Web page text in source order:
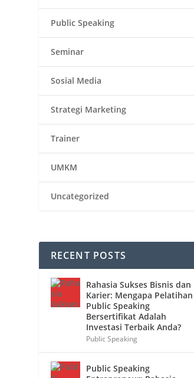
Public Speaking
Seminar
Sosial Media
Strategi Marketing
Trainer
UMKM
Uncategorized
RECENT POSTS
Rahasia Sukses Bisnis dan
Karier: Mengapa Pelatihan
Public Speaking
Bersertifikat Adalah
Investasi Terbaik Anda?
Public Speaking
Public Speaking